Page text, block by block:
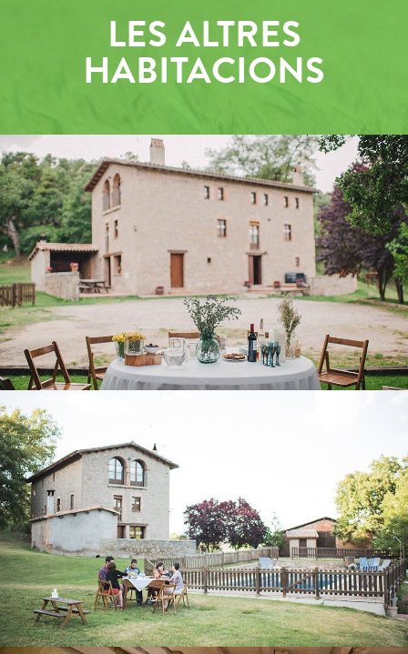
LES ALTRES
HABITACIONS
EXTERIORS
PORXO - SALA POLIVALENT